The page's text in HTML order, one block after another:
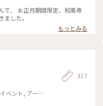
ブランは栗🌰と砂糖のみ 最後
栗の蜜は寒天にかけていただ
なっていますのでご注意を 都
TOP GUN ３回目は大画面の
で、 お正月期間限定、和栗専
した。
もっとみる
ベント, アー
317